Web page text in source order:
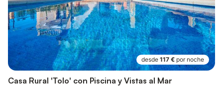
desde 117 € por noche
Casa Rural 'Tolo' con Piscina y Vistas al Mar